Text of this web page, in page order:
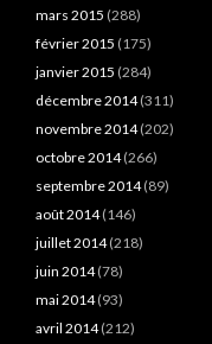
mars 2015 (288)
février 2015 (175)
janvier 2015 (284)
décembre 2014(311)
novembre 2014(202)
octobre 2014(266)
septembre 2014(89)
août 2014(146)
juillet 2014(218)
juin 2014(78)
mai 2014(93)
avril 2014(212)